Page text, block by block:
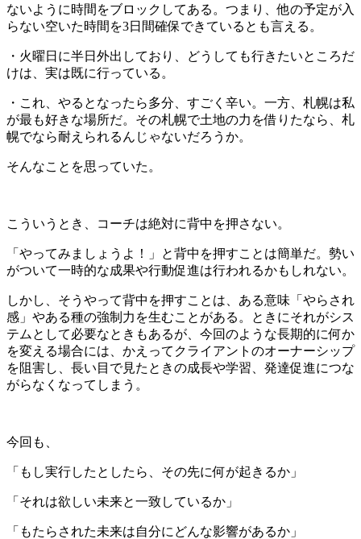
ないように時間をブロックしてある。つまり、他の予定が入
らない空いた時間を3日間確保できているとも言える。
・火曜日に半日外出しており、どうしても行きたいところだ
けは、実は既に行っている。
・これ、やるとなったら多分、すごく辛い。一方、札幌は私
が最も好きな場所だ。その札幌で土地の力を借りたなら、札
幌でなら耐えられるんじゃないだろうか。
そんなことを思っていた。
こういうとき、コーチは絶対に背中を押さない。
「やってみましょうよ！」と背中を押すことは簡単だ。勢い
がついて一時的な成果や行動促進は行われるかもしれない。
しかし、そうやって背中を押すことは、ある意味「やらされ
感」やある種の強制力を生むことがある。ときにそれがシス
テムとして必要なときもあるが、今回のような長期的に何か
を変える場合には、かえってクライアントのオーナーシップ
を阻害し、長い目で見たときの成長や学習、発達促進につな
がらなくなってしまう。
今回も、
「もし実行したとしたら、その先に何が起きるか」
「それは欲しい未来と一致しているか」
「もたらされた未来は自分にどんな影響があるか」